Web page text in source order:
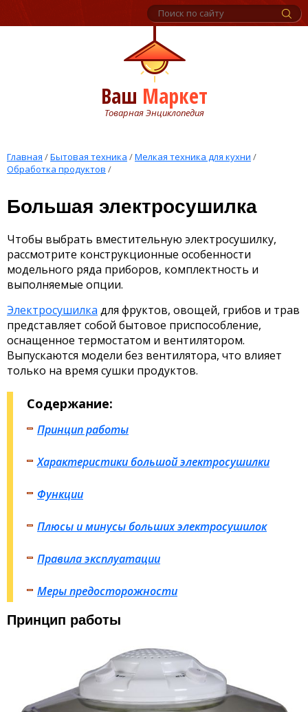
Ваш Маркет
Товарная Энциклопедия
Главная /Бытовая техника /Мелкая техника для кухни /
Обработка продуктов /
Большая электросушилка
Чтобы выбрать вместительную электросушилку,
рассмотрите конструкционные особенности
модельного ряда приборов, комплектность и
выполняемые опции.
Электросушилка для фруктов, овощей, грибов и трав
представляет собой бытовое приспособление,
оснащенное термостатом и вентилятором.
Выпускаются модели без вентилятора, что влияет
только на время сушки продуктов.
Содержание:
Принцип работы
Характеристики большой электросушилки
Функции
Плюсы и минусы больших электросушилок
Правила эксплуатации
Меры предосторожности
Принцип работы